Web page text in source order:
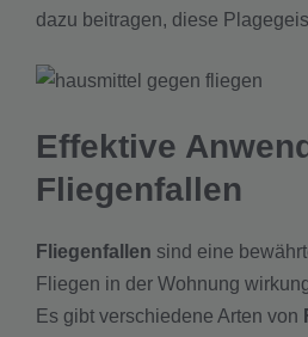
dazu beitragen, diese
Effektive
Fliegenfallen
Fliegenfallen sind eine
Fliegen in der Wohnung
Es gibt verschiedene Arten von